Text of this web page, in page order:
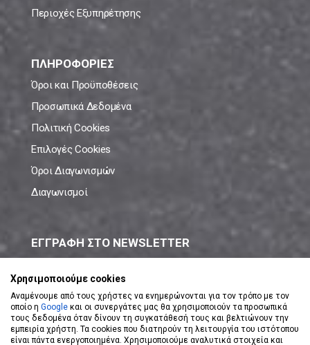
Περιοχές Εξυπηρέτησης
ΠΛΗΡΟΦΟΡΙΕΣ
Όροι και Προϋποθέσεις
Προσωπικά Δεδομένα
Πολιτική Cookies
Επιλογές Cookies
Όροι Διαγωνισμών
Διαγωνισμοί
ΕΓΓΡΑΦΗ ΣΤΟ NEWSLETTER
Χρησιμοποιούμε cookies
Αναμένουμε από τους χρήστες να ενημερώνονται για τον τρόπο με τον
οποίο η Google και οι συνεργάτες μας θα χρησιμοποιούν τα προσωπικά
τους δεδομένα όταν δίνουν τη συγκατάθεσή τους και βελτιώνουν την
εμπειρία χρήστη. Τα cookies που διατηρούν τη λειτουργία του ιστότοπου
είναι πάντα ενεργοποιημένα. Χρησιμοποιούμε αναλυτικά στοιχεία και